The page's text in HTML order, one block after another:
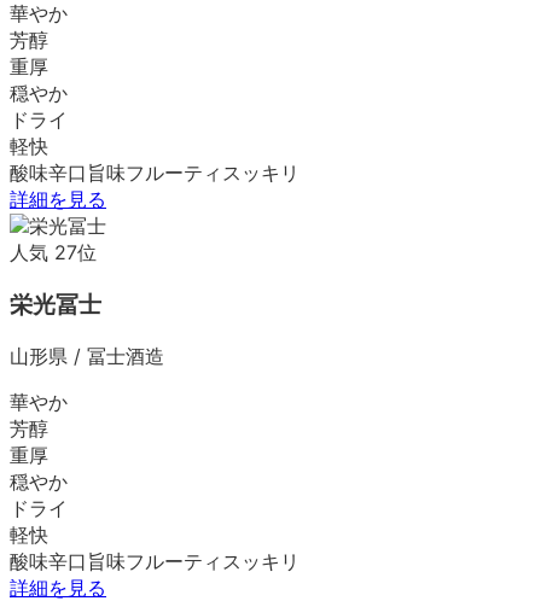
華やか
芳醇
重厚
穏やか
ドライ
軽快
酸味辛口 旨味フルーティ スッキリ
詳細を見る
人気 27位
栄光冨士
山形県 / 冨士酒造
華やか
芳醇
重厚
穏やか
ドライ
軽快
酸味辛口 旨味フルーティ スッキリ
詳細を見る